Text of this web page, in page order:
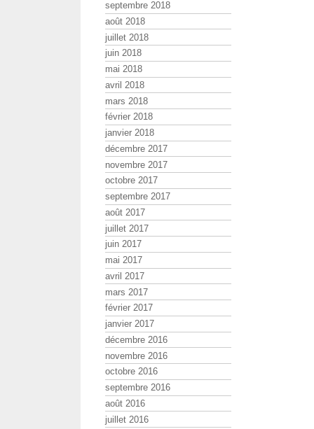
septembre 2018
août 2018
juillet 2018
juin 2018
mai 2018
avril 2018
mars 2018
février 2018
janvier 2018
décembre 2017
novembre 2017
octobre 2017
septembre 2017
août 2017
juillet 2017
juin 2017
mai 2017
avril 2017
mars 2017
février 2017
janvier 2017
décembre 2016
novembre 2016
octobre 2016
septembre 2016
août 2016
juillet 2016